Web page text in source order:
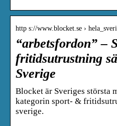
http s://www.blocket.se ›
“arbetsfordon” –
fritidsutrustning
Sverige
Blocket är Sveriges största
kategorin sport- &
sverige.